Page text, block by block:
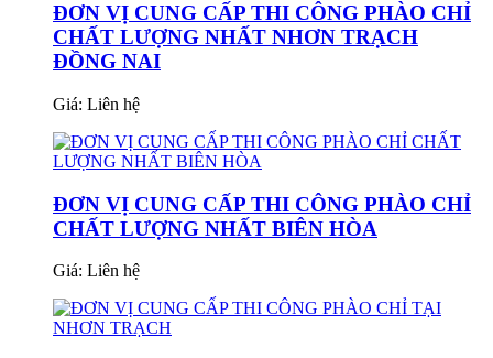
ĐƠN VỊ CUNG CẤP THI CÔNG PHÀO CHỈ
CHẤT LƯỢNG NHẤT NHƠN TRẠCH
ĐỒNG NAI
Giá: Liên hệ
ĐƠN VỊ CUNG CẤP THI CÔNG PHÀO CHỈ
CHẤT LƯỢNG NHẤT BIÊN HÒA
Giá: Liên hệ